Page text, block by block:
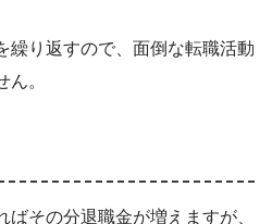
繰り返すので、面倒な転職活動
。
その分退職金が増えますが、